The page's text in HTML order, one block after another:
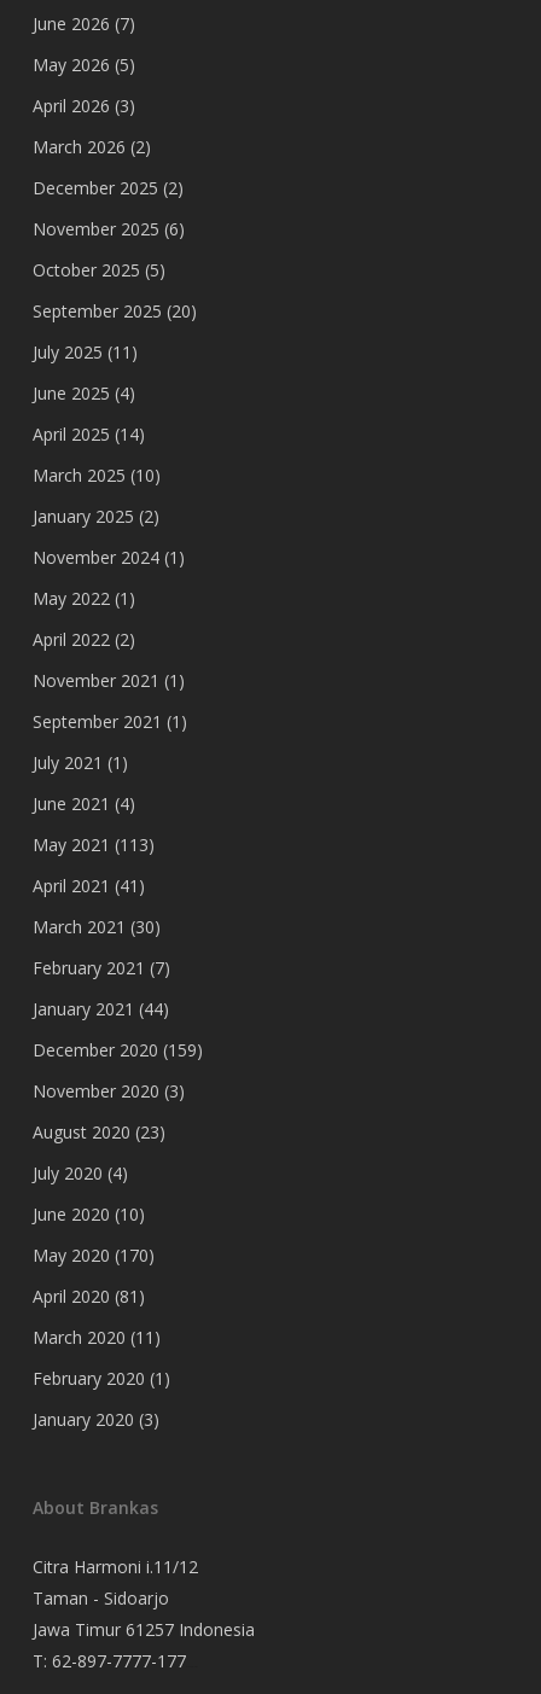
June 2026 (7)
May 2026 (5)
April 2026 (3)
March 2026 (2)
December 2025 (2)
November 2025 (6)
October 2025 (5)
September 2025 (20)
July 2025 (11)
June 2025 (4)
April 2025 (14)
March 2025 (10)
January 2025 (2)
November 2024(1)
May 2022(1)
April 2022(2)
November 2021 (1)
September 2021 (1)
July 2021 (1)
June 2021 (4)
May 2021 (113)
April 2021 (41)
March 2021 (30)
February 2021 (7)
January 2021 (44)
December 2020 (159)
November 2020 (3)
August 2020 (23)
July 2020 (4)
June 2020 (10)
May 2020 (170)
April 2020 (81)
March 2020 (11)
February 2020 (1)
January 2020 (3)
About Brankas
Citra Harmoni i.11/12
Taman - Sidoarjo
Jawa Timur 61257 Indonesia
T: 62-897-7777-177